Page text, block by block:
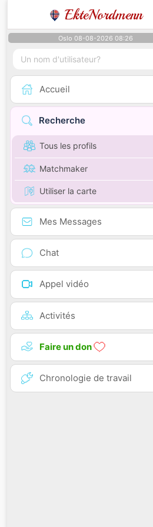
EkteNordmenn
Oslo 08-08-2026 08:26
Accueil
Recherche
Tous les profils
Matchmaker
Utiliser la carte
Mes Messages
Chat
Appel vidéo
Activités
Faire un don
Chronologie de travail